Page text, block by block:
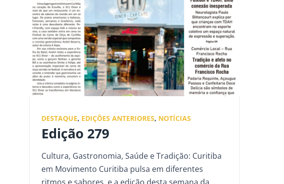
DESTAQUE, EDIÇÕES ANTERIORES, NOTÍCIAS
Edição 279
Cultura, Gastronomia, Saúde e Tradição: Curitiba
em Movimento Curitiba pulsa em diferentes